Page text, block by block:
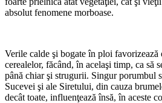
absolut fenomene morboase.
Verile calde şi bogate în ploi favorizează
cerealelor, făcând, în acelaşi timp, ca să
până chiar şi strugurii. Singur porumbul
Sucevei şi ale Siretului, din cauza
decât toate, influenţează însă, în aceste